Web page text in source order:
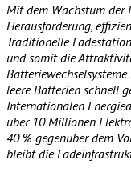
Mit dem Wachstum
Herausforderung,
Traditionelle
und somit die
leere Batterien schnell
Internationalen
über 10 Millionen
40 % gegenüber dem
bleibt die